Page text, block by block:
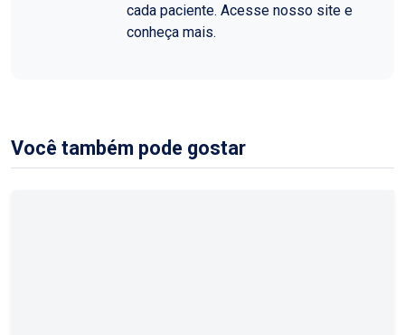
cada paciente. Acesse nosso site e
conheça mais.
Você também pode gostar